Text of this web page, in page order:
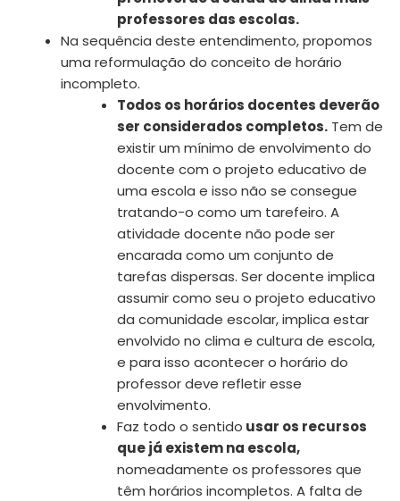
professores das escolas.
Na sequência deste entendimento, propomos
uma reformulação do conceito de horário
incompleto.
Todos os horários docentes deverão
ser considerados completos.Tem de
existir um mínimo de envolvimento do
docente com o projeto educativo de
uma escola e isso não se consegue
tratando-o como um tarefeiro. A
atividade docente não pode ser
encarada como um conjunto de
tarefas dispersas. Ser docente implica
assumir como seu o projeto educativo
da comunidade escolar, implica estar
envolvido no clima e cultura de escola,
e para isso acontecer o horário do
professor deve refletir esse
envolvimento.
Faz todo o sentido usar os recursos
que já existem na escola,
nomeadamente os professores que
têm horários incompletos. A falta de